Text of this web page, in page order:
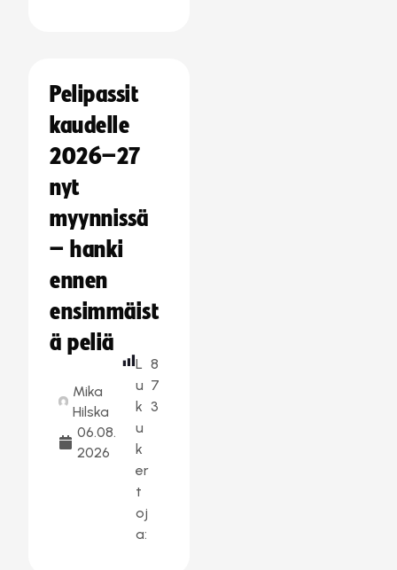
Pelipassit
kaudelle
2026–27
nyt
myynnissä
– hanki
ennen
ensimmäist
ä peliä
Mika
Hilska
06.08.
2026
L
u
k
u
k
er
t
oj
a:
8
7
3